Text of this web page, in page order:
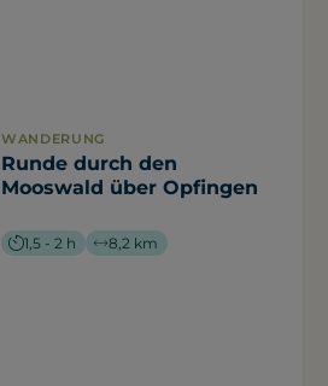
WANDERUNG
Runde durch den
Mooswald über Opfingen
1,5 - 2 h 8,2 km